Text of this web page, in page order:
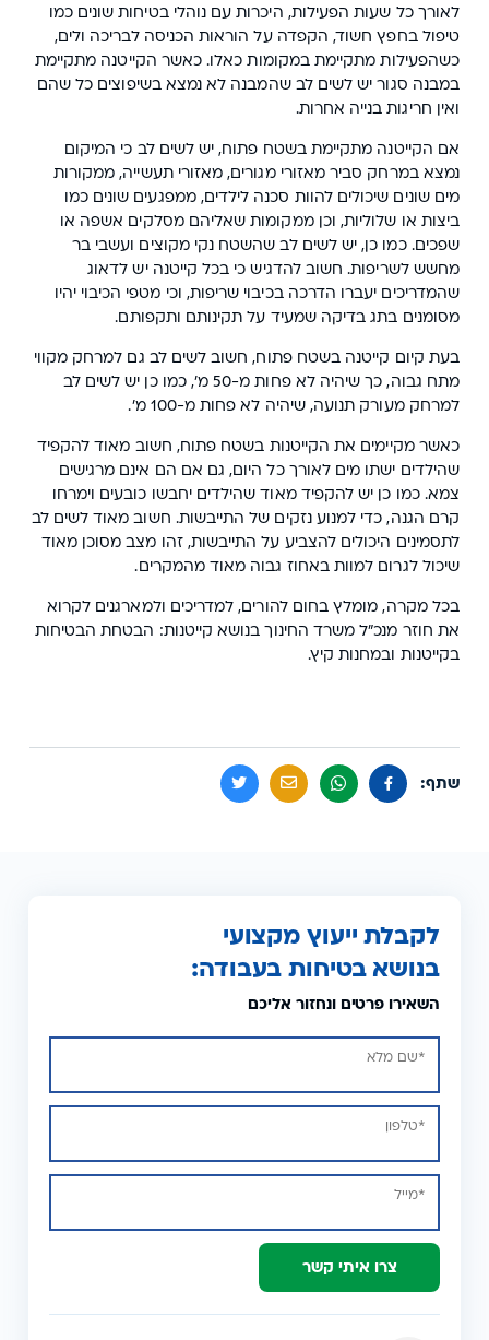
לאורך כל שעות הפעילות, היכרות עם נוהלי בטיחות שונים כמו
טיפול בחפץ חשוד, הקפדה על הוראות הכניסה לבריכה ולים,
כשהפעילות מתקיימת במקומות כאלו. כאשר הקייטנה מתקיימת
במבנה סגור יש לשים לב שהמבנה לא נמצא בשיפוצים כל שהם
ואין חריגות בנייה אחרות.
אם הקייטנה מתקיימת בשטח פתוח, יש לשים לב כי המיקום
נמצא במרחק סביר מאזורי מגורים, מאזורי תעשייה, ממקורות
מים שונים שיכולים להוות סכנה לילדים, ממפגעים שונים כמו
ביצות או שלוליות, וכן ממקומות שאליהם מסלקים אשפה או
שפכים. כמו כן, יש לשים לב שהשטח נקי מקוצים ועשבי בר
מחשש לשריפות. חשוב להדגיש כי בכל קייטנה יש לדאוג
שהמדריכים יעברו הדרכה בכיבוי שריפות, וכי מטפי הכיבוי יהיו
מסומנים בתג בדיקה שמעיד על תקינותם ותקפותם.
בעת קיום קייטנה בשטח פתוח, חשוב לשים לב גם למרחק מקווי
מתח גבוה, כך שיהיה לא פחות מ-50 מ', כמו כן יש לשים לב
למרחק מעורק תנועה, שיהיה לא פחות מ-100 מ'.
כאשר מקיימים את הקייטנות בשטח פתוח, חשוב מאוד להקפיד
שהילדים ישתו מים לאורך כל היום, גם אם הם אינם מרגישים
צמא. כמו כן יש להקפיד מאוד שהילדים יחבשו כובעים וימרחו
קרם הגנה, כדי למנוע נזקים של התייבשות. חשוב מאוד לשים לב
לתסמינים היכולים להצביע על התייבשות, זהו מצב מסוכן מאוד
שיכול לגרום למוות באחוז גבוה מאוד מהמקרים.
בכל מקרה, מומלץ בחום להורים, למדריכים ולמארגנים לקרוא
את חוזר מנכ"ל משרד החינוך בנושא קייטנות: הבטחת הבטיחות
בקייטנות ובמחנות קיץ.
שתף:
לקבלת ייעוץ מקצועי
בנושא בטיחות בעבודה:
השאירו פרטים ונחזור אליכם
צרו איתי קשר